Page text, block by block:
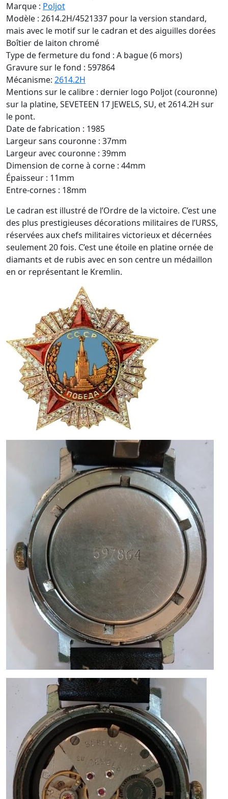
Marque : Poljot
Modèle : 2614.2H/4521337 pour la version standard,
mais avec le motif sur le cadran et des aiguilles dorées
Boîtier de laiton chromé
Type de fermeture du fond : A bague (6 mors)
Gravure sur le fond : 597864
Mécanisme: 2614.2H
Mentions sur le calibre : dernier logo Poljot (couronne)
sur la platine, SEVETEEN 17 JEWELS, SU, et 2614.2H sur
le pont.
Date de fabrication : 1985
Largeur sans couronne : 37mm
Largeur avec couronne : 39mm
Dimension de corne à corne : 44mm
Épaisseur : 11mm
Entre-cornes : 18mm
Le cadran est illustré de l’Ordre de la victoire. C’est une
des plus prestigieuses décorations militaires de l’URSS,
réservées aux chefs militaires victorieux et décernées
seulement 20 fois. C’est une étoile en platine ornée de
diamants et de rubis avec en son centre un médaillon
en or représentant le Kremlin.